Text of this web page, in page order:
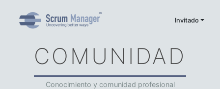
Invitado
COMUNIDAD
Conocimiento y comunidad profesional